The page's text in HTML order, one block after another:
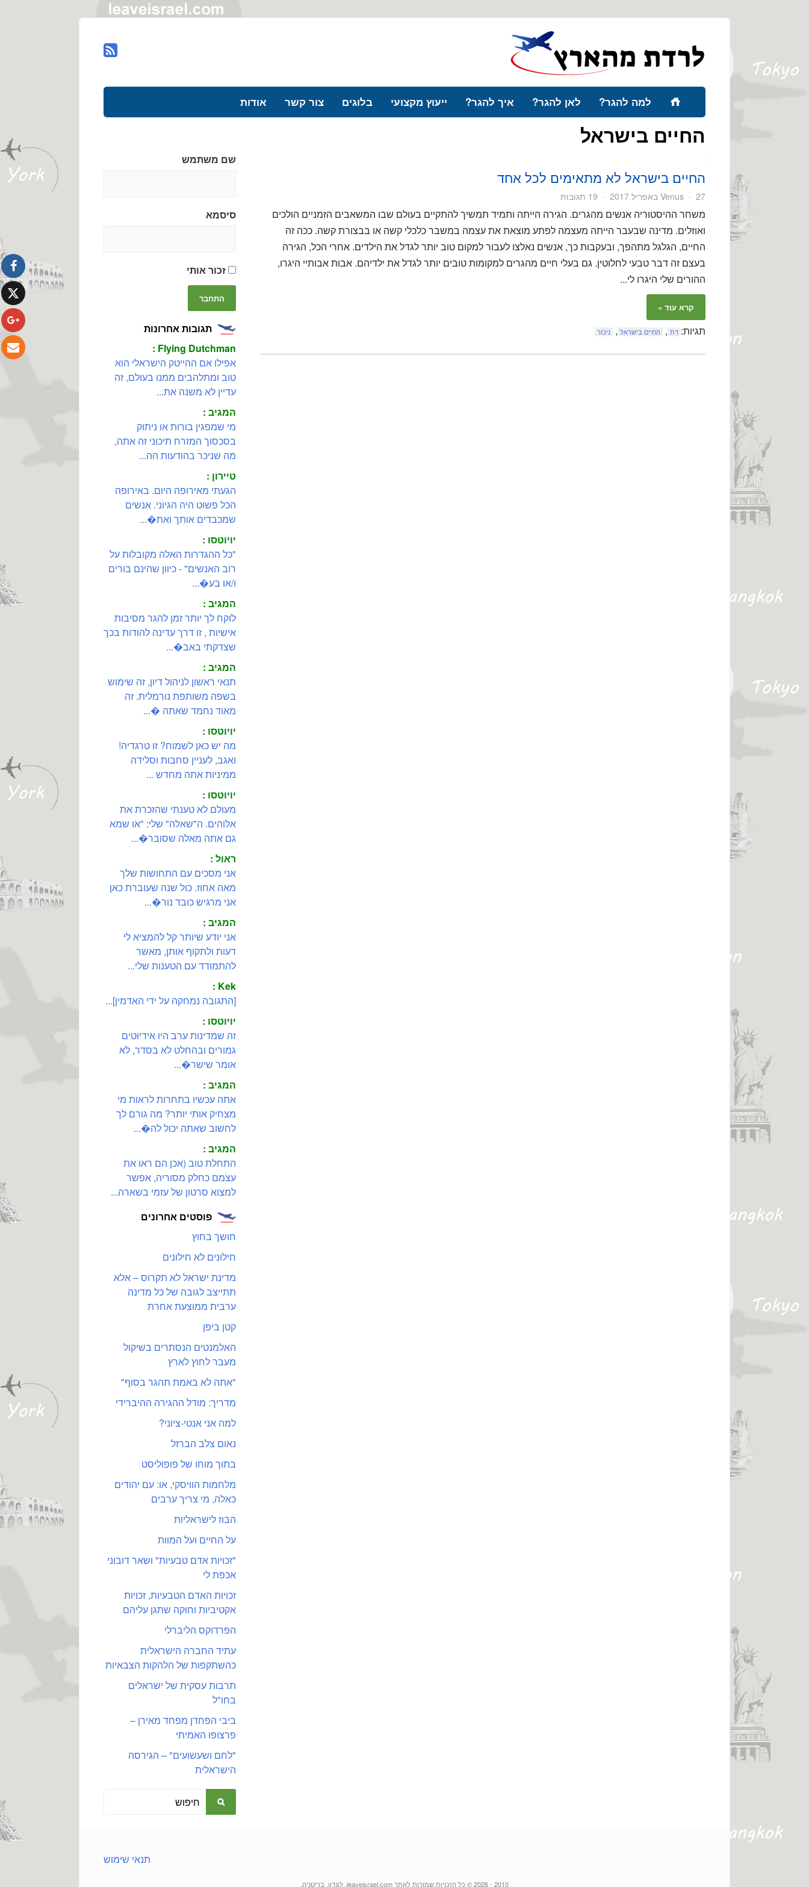
אודות צור קשר בלוגים ייעוץ מקצועי איך להגר? לאן להגר? למה להגר?
החיים בישראל
החיים בישראל לא מתאימים לכל אחד
Venus 27 באפריל 2017 19 תגובות
משחר ההיסטוריה אנשים מהגרים. הגירה הייתה ותמיד תמשיך להתקיים בעולם שבו המשאבים הזמניים הולכים
ואוזלים. מדינה שבעבר הייתה מעצמה לפתע מוצאת את עצמה במשבר כלכלי קשה או בבצורת קשה. ככה זה
החיים, הגלגל מתהפך, ובעקבות כך, אנשים נאלצו לעבור למקום טוב יותר לגדל את הילדים. אחרי הכל, הגירה
בעצם זה דבר טבעי לחלוטין. גם בעלי חיים מהגרים למקומות טובים יותר לגדל את ילדיהם. אבות אבותיי היגרו,
ההורים שלי היגרו לי...
קרא עוד »
תגיות: דת , החיים בישראל , ניכור
שם משתמש
סיסמא
זכור אותי
תגובות אחרונות
Flying Dutchman :
אפילו אם ההייטק הישראלי הוא
טוב ומתלהבים ממנו בעולם, זה
עדיין לא משנה את...
המגיב :
מי שמפגין בורות או ניתוק
בסכסוך המזרח תיכוני זה אתה,
מה שניכר בהודעות הה...
טיירון :
הגעתי מאירופה היום. באירופה
הכל פשוט היה הגיוני. אנשים
שמכבדים אותך ואת�...
יויוטסו :
"כל ההגדרות האלה מקובלות על
רוב האנשים" - כיוון שהינם בורים
ו/או בע�...
המגיב :
לוקח לך יותר זמן להגר מסיבות
אישיות , זו דרך עדינה להודות בכך
שצדקתי באב�...
המגיב :
תנאי ראשון לניהול דיון, זה שימוש
בשפה משותפת נורמלית. זה
מאוד נחמד שאתה �...
יויוטסו :
מה יש כאן לשמוח? זו טרגדיה!
ואגב, לעניין סחבות וסלידה
ממיניות אתה מחדש ...
יויוטסו :
מעולם לא טענתי שהזכרת את
אלוהים. ה"שאלה" שלי: "או שמא
גם אתה מאלה שסובר�...
ראול :
אני מסכים עם התחושות שלך
מאה אחוז. כול שנה שעוברת כאן
אני מרגיש כובד נור�...
המגיב :
אני יודע שיותר קל להמציא לי
דעות ולתקוף אותן, מאשר
להתמודד עם הטענות שלי...
Kek :
[התגובה נמחקה על ידי האדמין]...
יויוטסו :
זה שמדינות ערב היו אידיוטים
גמורים ובהחלט לא בסדר, לא
אומר שישר�...
המגיב :
אתה עכשיו בתחרות לראות מי
מצחיק אותי יותר? מה גורם לך
לחשוב שאתה יכול לה�...
המגיב :
התחלת טוב (אכן הם ראו את
עצמם כחלק מסוריה, אפשר
למצוא סרטון של עזמי בשארה...
פוסטים אחרונים
חושך בחוץ
חילונים לא חילונים
מדינת ישראל לא תקרוס – אלא
תתייצב לגובה של כל מדינה
ערבית ממוצעת אחרת
קטן ביפן
האלמנטים הנסתרים בשיקול
מעבר לחוץ לארץ
"אתה לא באמת תהגר בסוף"
מדריך: מודל ההגירה ההיברידי
למה אני אנטי-ציוני?
נאום צלב הברזל
בתוך מוחו של פופוליסט
מלחמות הוויסקי, או: עם יהודים
כאלה, מי צריך ערבים
הבוז לישראליות
על החיים ועל המוות
"זכויות אדם טבעיות" ושאר דובוני
אכפת לי
זכויות האדם הטבעיות, זכויות
אקטיביות וחוקה שתגן עליהם
הפרדוקס הליברלי
עתיד החברה הישראלית
כהשתקפות של הלהקות הצבאיות
תרבות עסקית של ישראלים
בחו"ל
ביבי הפחדן מפחד מאירן –
פרצופו האמיתי
"לחם ושעשועים" – הגירסה
הישראלית
תנאי שימוש
2010 - 2026 © כל הזכויות שמורות לאתר leaveisrael.com, לונדון, בריטניה.